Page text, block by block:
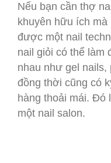
Nếu bạn cần thợ
khuyên hữu ích
được một nail
nail giỏi có thể làm
nhau như gel nails,
đồng thời cũng có
hàng thoải mái. Đó
một nail salon.